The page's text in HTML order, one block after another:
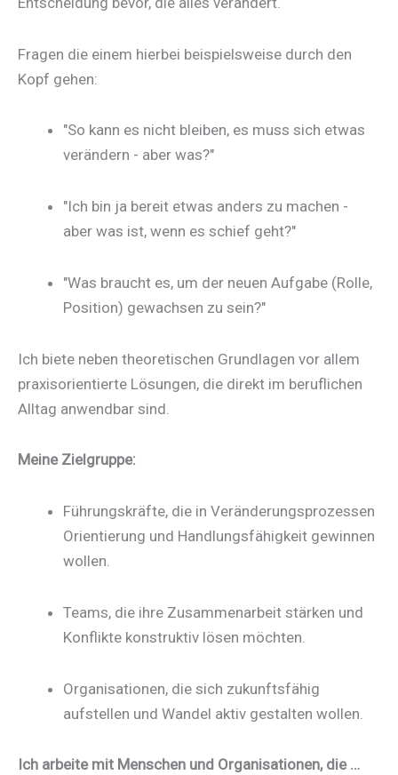
Fragen die einem hierbei beispielsweise durch den
Kopf gehen:
"So kann es nicht bleiben, es muss sich etwas
verändern - aber was?"
"Ich bin ja bereit etwas anders zu machen -
aber was ist, wenn es schief geht?"
"Was braucht es, um der neuen Aufgabe (Rolle,
Position) gewachsen zu sein?"
Ich biete neben theoretischen Grundlagen vor allem
praxisorientierte Lösungen, die direkt im beruflichen
Alltag anwendbar sind.
Meine Zielgruppe:
Führungskräfte, die in Veränderungsprozessen
Orientierung und Handlungsfähigkeit gewinnen
wollen.
Teams, die ihre Zusammenarbeit stärken und
Konflikte konstruktiv lösen möchten.
Organisationen, die sich zukunftsfähig
aufstellen und Wandel aktiv gestalten wollen.
Ich arbeite mit Menschen und Organisationen, die …